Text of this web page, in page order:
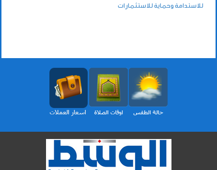
للاستدامة وحماية للاستثمارات